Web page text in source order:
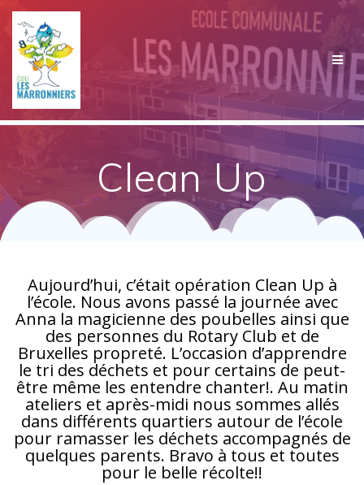
Passer
au
contenu
Clean Up
Aujourd’hui, c’était opération Clean Up à
l’école. Nous avons passé la journée avec
Anna la magicienne des poubelles ainsi que
des personnes du Rotary Club et de
Bruxelles propreté. L’occasion d’apprendre
le tri des déchets et pour certains de peut-
être même les entendre chanter!. Au matin
ateliers et après-midi nous sommes allés
dans différents quartiers autour de l’école
pour ramasser les déchets accompagnés de
quelques parents. Bravo à tous et toutes
pour le belle récolte!!